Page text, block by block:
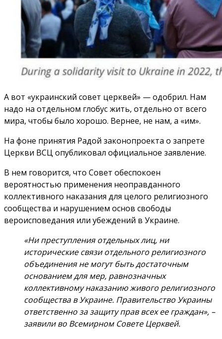
А вот «украинский совет церквей» — одобрил. Нам
надо на отдельном глобус жить, отдельно от всего
мира, чтобы было хорошо. Вернее, не нам, а «им».
На фоне принятия Радой законопроекта о запрете
Церкви ВСЦ опубликовал официальное заявление.
В нем говорится, что Совет обеспокоен
вероятностью применения неоправданного
коллективного наказания для целого религиозного
сообщества и нарушением основ свободы
вероисповедания или убеждений в Украине.
«Ни преступления отдельных лиц, ни
исторические связи отдельного религиозного
объединения не могут быть достаточным
основанием для мер, равнозначных
коллективному наказанию живого религиозного
сообщества в Украине. Правительство Украины
ответственно за защиту прав всех ее граждан», –
заявили во Всемирном Совете Церквей.